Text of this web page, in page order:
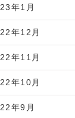
年1月
年12月
年11月
年10月
年9月